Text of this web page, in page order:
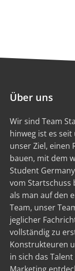
Über uns
Wir sind Team
hinweg ist es
unser Ziel, einen
bauen, mit dem
Student
vom Startschuss
als man auf den
Team, unser
jeglicher
vollständig zu
Konstrukteuren
in sich das
Marketing